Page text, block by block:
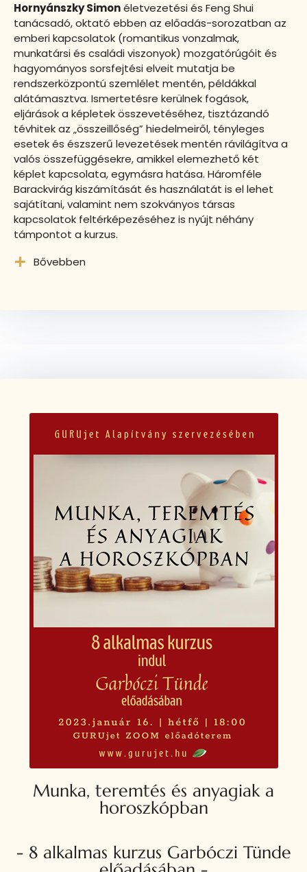
Hornyánszky Simonéletvezetési és Feng Shui
tanácsadó, oktató ebben az előadás-sorozatban az
emberi kapcsolatok (romantikus vonzalmak,
munkatársi és családi viszonyok) mozgatórúgóit és
hagyományos sorsfejtési elveit mutatja be
rendszerközpontú szemlélet mentén, példákkal
alátámasztva. Ismertetésre kerülnek fogások,
eljárások a képletek összevetéséhez, tisztázandó
tévhitek az „összeillőség” hiedelmeiről, tényleges
esetek és észszerű levezetések mentén rávilágítva a
valós összefüggésekre, amikkel elemezhető két
képlet kapcsolata, egymásra hatása. Háromféle
Barackvirág kiszámítását és használatát is el lehet
sajátítani, valamint nem szokványos társas
kapcsolatok feltérképezéséhez is nyújt néhány
támpontot a kurzus.
Bővebben
Munka, teremtés és anyagiak a
horoszkópban
- 8 alkalmas kurzus Garbóczi Tünde